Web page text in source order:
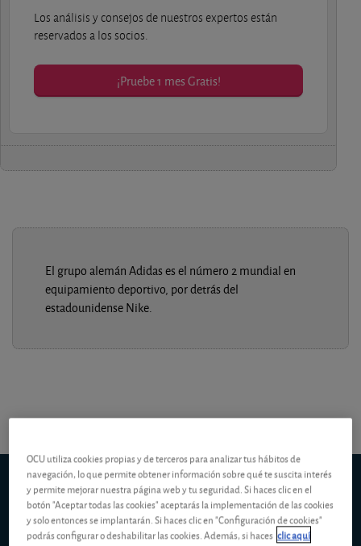
Los análisis y consejos de nuestros expertos están
reservados a los socios.
¡Pruebe 1 mes Gratis!
El grupo alemán Adidas es el número 2 mundial en
equipamiento deportivo, por detrás del
estadounidense Nike.
5d 1m 6m ytd 1y 5y 10y
Adidas Group(Fráncfort)
OCU utiliza cookies propias y de terceros para analizar tus hábitos de
navegación, lo que permite obtener información sobre qué te suscita interés
y permite mejorar nuestra página web y tu seguridad. Si haces clic en el
botón "Aceptar todas las cookies" aceptarás la implementación de las cookies
y solo entonces se implantarán. Si haces clic en "Configuración de cookies"
podrás configurar o deshabilitar las cookies. Además, si haces clic aquí